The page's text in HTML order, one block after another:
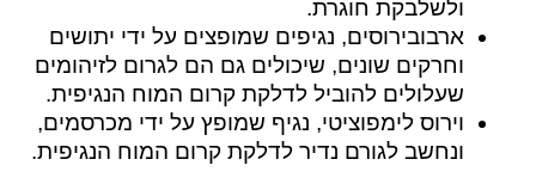
ולשלבקת חוגרת.
ארבובירוסים, נגיפים שמופצים על ידי יתושים
וחרקים שונים, שיכולים גם הם לגרום לזיהומים
שעלולים להוביל לדלקת קרום המוח הנגיפית.
וירוס לימפוציטי, נגיף שמופץ על ידי מכרסמים,
ונחשב לגורם נדיר לדלקת קרום המוח הנגיפית.